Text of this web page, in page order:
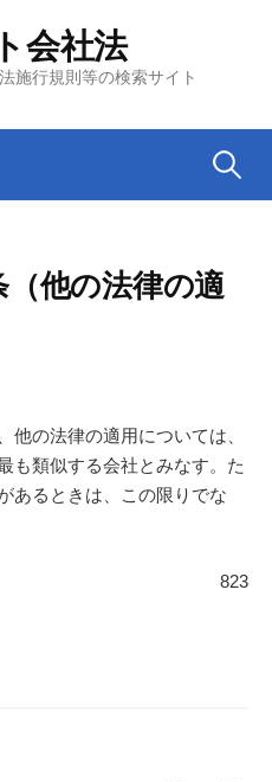
会社法
施行規則等の検索サイト
検
他の法律の適
他の法律の適用については、
も類似する会社とみなす。た
あるときは、この限りでな
823